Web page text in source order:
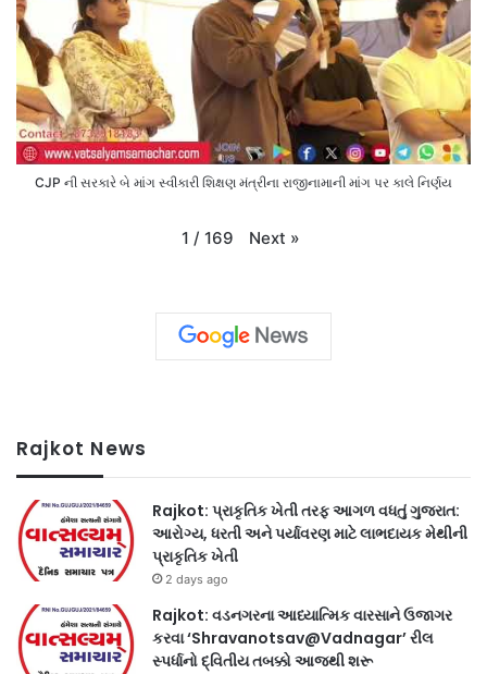
CJP ની સરકારે બે માંગ સ્વીકારી શિક્ષણ મંત્રીના રાજીનામાની માંગ પર કાલે નિર્ણય
1 / 169 Next »
Rajkot News
Rajkot: પ્રાકૃતિક ખેતી તરફ આગળ વધતું ગુજરાત:
આરોગ્ય, ધરતી અને પર્યાવરણ માટે લાભદાયક મેથીની
પ્રાકૃતિક ખેતી
2 days ago
Rajkot: વડનગરના આધ્યાત્મિક વારસાને ઉજાગર
કરવા ‘Shravanotsav@Vadnagar’ રીલ
સ્પર્ધાનો દ્વિતીય તબક્કો આજથી શરૂ